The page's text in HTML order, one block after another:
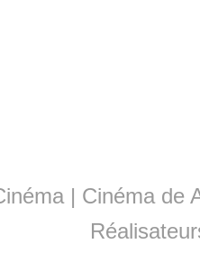
| Cinéma de